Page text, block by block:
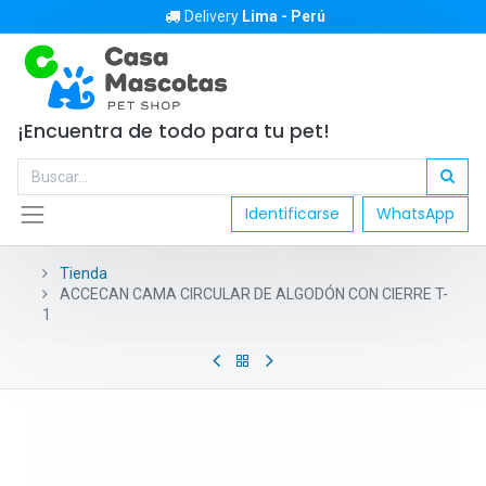
Delivery Lima - Perú
¡Encuentra de todo para tu pet!
Identificarse WhatsApp
Tienda
ACCECAN CAMA CIRCULAR DE ALGODÓN CON CIERRE T-
1